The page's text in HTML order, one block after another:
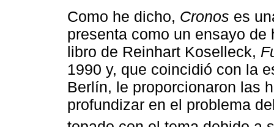
Como he dicho, Cronos es
presenta como un ensayo
libro de Reinhart Koselleck,
1990 y, que coincidió con la
Berlín, le proporcionaron las
profundizar en el problema